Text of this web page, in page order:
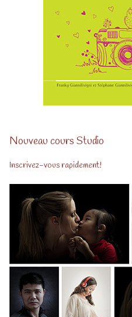
Nouveau cours Studio
Inscrivez-vous rapidement!